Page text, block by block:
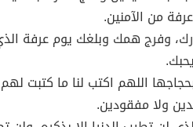
من الآمنين.
وفرج همك وبلغك يوم عرفة
اللهم اكتب لنا ما كتبت
ولا مفقودين.